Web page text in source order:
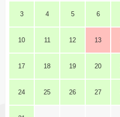
3 4 5 6
10 11 12 13
17 18 19 20
24 25 26 27